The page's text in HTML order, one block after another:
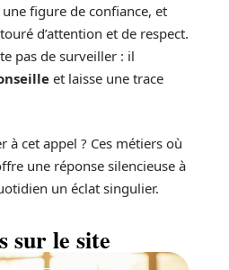
figure de confiance, et
d’attention et de respect.
pas de surveiller : il
et laisse une trace
à cet appel ? Ces métiers où
une réponse silencieuse à
un éclat singulier.
sur le site